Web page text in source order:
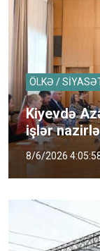
ÖLKƏ /
Kiyevdə
işlər
8/6/2026